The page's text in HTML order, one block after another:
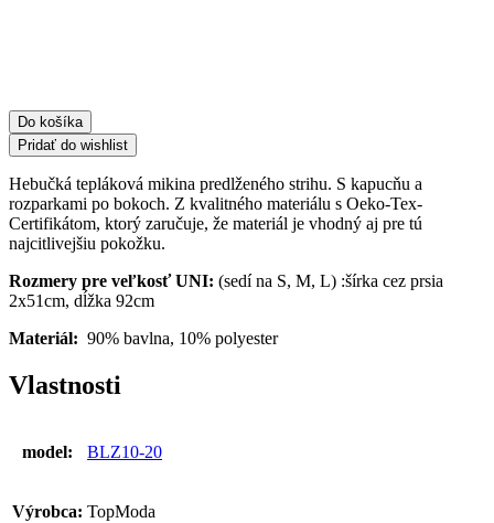
Do košíka
Pridať do wishlist
Hebučká tepláková mikina predlženého strihu. S kapucňu a
rozparkami po bokoch. Z kvalitného materiálu s Oeko-Tex-
Certifikátom, ktorý zaručuje, že materiál je vhodný aj pre tú
najcitlivejšiu pokožku.
Rozmery pre veľkosť UNI: (sedí na S, M, L) :šírka cez prsia
2x51cm, dĺžka 92cm
Materiál: 90% bavlna, 10% polyester
Vlastnosti
model: BLZ10-20
Výrobca: TopModa